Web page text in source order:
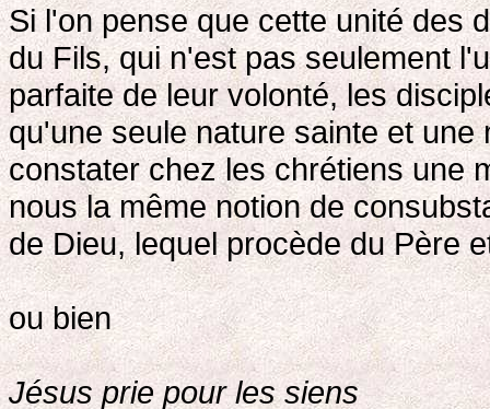
Si l'on pense que cette unité des
du Fils, qui n'est pas seulement
parfaite de leur volonté, les
qu'une seule nature sainte et
constater chez les chrétiens une
nous la même notion de
de Dieu, lequel procède du Père
ou bien
Jésus prie pour les siens